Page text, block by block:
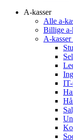
A-kasser
Alle a-
Billige a-
A-kasser